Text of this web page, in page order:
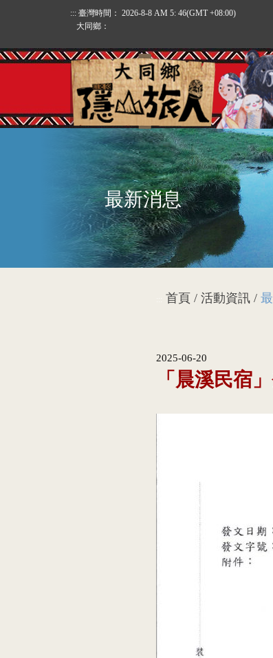
::: 臺灣時間： 2026-8-8 AM 5: 46(GMT +08:00)
大同鄉：
最新消息
首頁 / 活動資訊 /
2025-06-20
「晨溪民宿